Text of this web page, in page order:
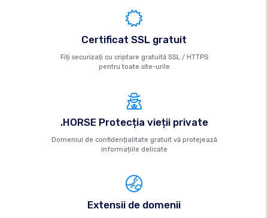
Certificat SSL gratuit
Fiți securizați cu criptare gratuită SSL / HTTPS
pentru toate site-urile
.HORSE Protecția vieții private
Domeniul de confidențialitate gratuit vă protejează
informațiile delicate
Extensii de domenii